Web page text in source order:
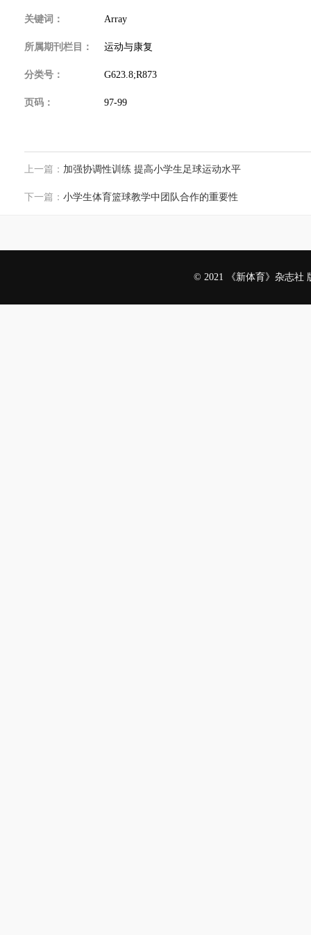
关键词： Array
所属期刊栏目： 运动与康复
分类号： G623.8;R873
页码： 97-99
上一篇： 加强协调性训练 提高小学生足球运动水平
下一篇： 小学生体育篮球教学中团队合作的重要性
© 2021 《新体育》杂志